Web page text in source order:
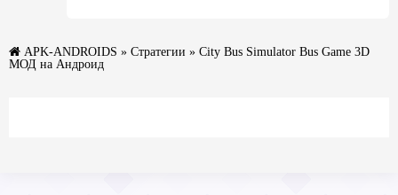
APK-ANDROIDS » Стратегии » City Bus Simulator Bus Game 3D
МОД на Андроид